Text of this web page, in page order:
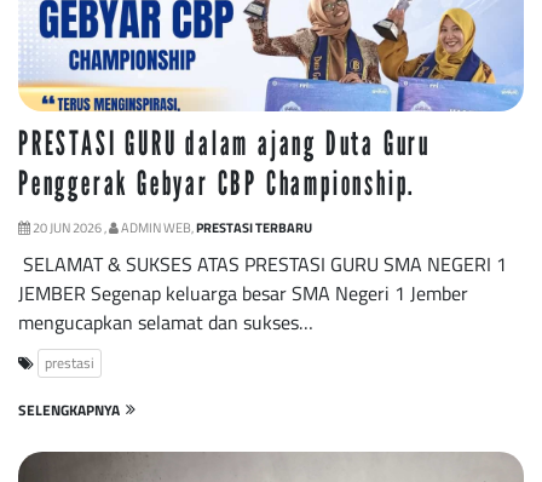
PRESTASI GURU dalam ajang Duta Guru
Penggerak Gebyar CBP Championship.
20 JUN 2026 , ADMIN WEB,PRESTASI TERBARU
SELAMAT & SUKSES ATAS PRESTASI GURU SMA NEGERI 1
JEMBER Segenap keluarga besar SMA Negeri 1 Jember
mengucapkan selamat dan sukses…
prestasi
SELENGKAPNYA